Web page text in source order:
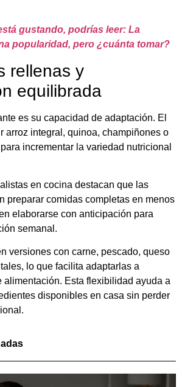
gustando, podrías leer: La
popularidad, pero ¿cuánta tomar?
rellenas y
equilibrada
es su capacidad de adaptación. El
arroz integral, quinoa, champiñones o
incrementar la variedad nutricional
en cocina destacan que las
preparar comidas completas en menos
elaborarse con anticipación para
semanal.
versiones con carne, pescado, queso
lo que facilita adaptarlas a
alimentación. Esta flexibilidad ayuda a
disponibles en casa sin perder